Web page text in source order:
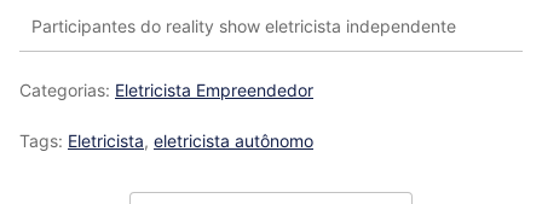
Participantes do reality show eletricista independente
Categorias: Eletricista Empreendedor
Tags: Eletricista, eletricista autônomo